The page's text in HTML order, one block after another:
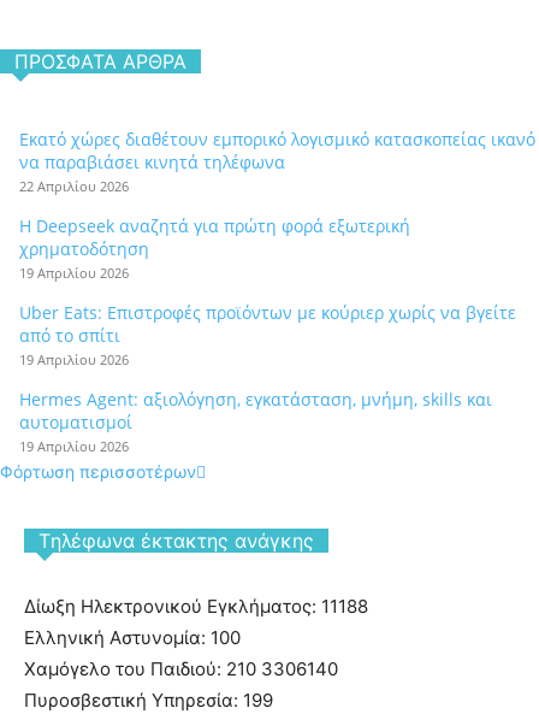
ΠΡΌΣΦΑΤΑ ΆΡΘΡΑ
Εκατό χώρες διαθέτουν εμπορικό λογισμικό κατασκοπείας ικανό
να παραβιάσει κινητά τηλέφωνα
22 Απριλίου 2026
Η Deepseek αναζητά για πρώτη φορά εξωτερική
χρηματοδότηση
19 Απριλίου 2026
Uber Eats: Επιστροφές προϊόντων με κούριερ χωρίς να βγείτε
από το σπίτι
19 Απριλίου 2026
Hermes Agent: αξιολόγηση, εγκατάσταση, μνήμη, skills και
αυτοματισμοί
19 Απριλίου 2026
Φόρτωση περισσοτέρων
Tηλέφωνα έκτακτης ανάγκης
Δίωξη Ηλεκτρονικού Εγκλήματος: 11188
Ελληνική Αστυνομία: 100
Χαμόγελο του Παιδιού: 210 3306140
Πυροσβεστική Υπηρεσία: 199